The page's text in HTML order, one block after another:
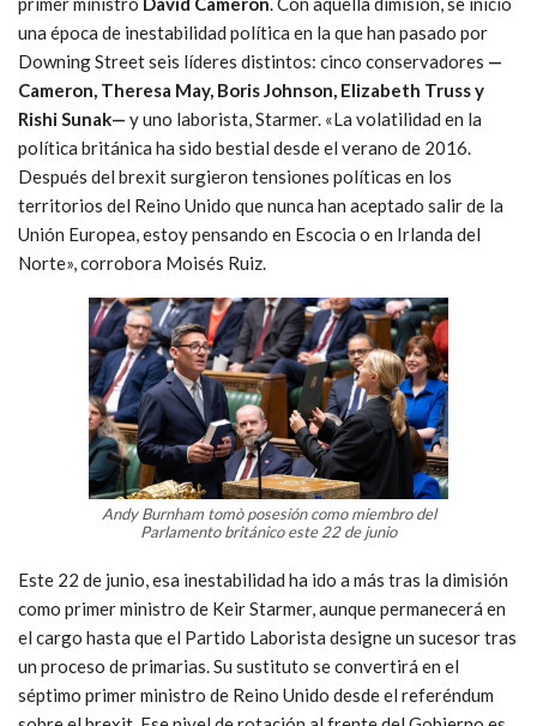
una época de inestabilidad política en la que han pasado por
Downing Street seis líderes distintos: cinco conservadores —
Cameron, Theresa May, Boris Johnson, Elizabeth Truss y
Rishi Sunak— y uno laborista, Starmer. «La volatilidad en la
política británica ha sido bestial desde el verano de 2016.
Después del brexit surgieron tensiones políticas en los
territorios del Reino Unido que nunca han aceptado salir de la
Unión Europea, estoy pensando en Escocia o en Irlanda del
Norte», corrobora Moisés Ruiz.
Andy Burnham tomò posesión como miembro del
Parlamento británico este 22 de junio
Este 22 de junio, esa inestabilidad ha ido a más tras la dimisión
como primer ministro de Keir Starmer, aunque permanecerá en
el cargo hasta que el Partido Laborista designe un sucesor tras
un proceso de primarias. Su sustituto se convertirá en el
séptimo primer ministro de Reino Unido desde el referéndum